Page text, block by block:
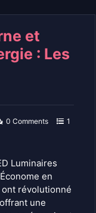
et
: Les
0 Comments
1
Luminaires
en
ont révolutionné
une